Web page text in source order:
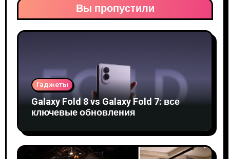
Вы пропустили
Гаджеты
Galaxy Fold 8 vs Galaxy Fold 7: все
ключевые обновления